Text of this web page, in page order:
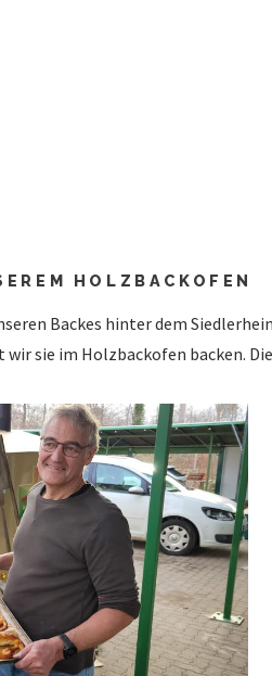
HOLZBACKOFEN
Backes hinter dem
sie im Holzbackofen backen.